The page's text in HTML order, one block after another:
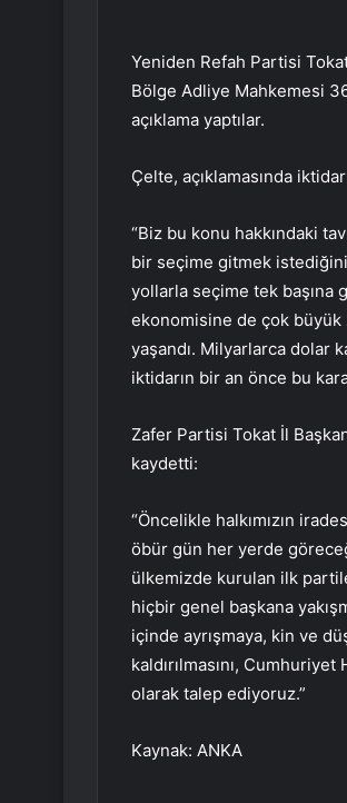
Yeniden Refah Partisi
Bölge Adliye Mahkemesi
açıklama yaptılar.
Çelte, açıklamasında
“Biz bu konu hakkındaki
bir seçime gitmek istediğini
yollarla seçime tek başına
ekonomisine de çok
yaşandı. Milyarlarca dolar
iktidarın bir an önce bu
Zafer Partisi Tokat İl
kaydetti:
“Öncelikle halkımızın
öbür gün her yerde
ülkemizde kurulan ilk
hiçbir genel başkana
içinde ayrışmaya, kin ve
kaldırılmasını,
olarak talep ediyoruz.”
Kaynak: ANKA